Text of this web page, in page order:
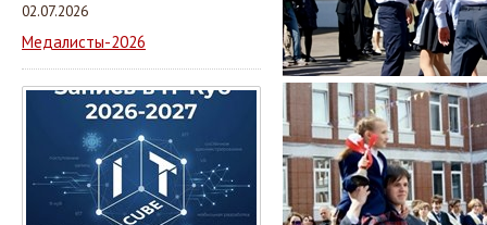
02.07.2026
Медалисты-2026